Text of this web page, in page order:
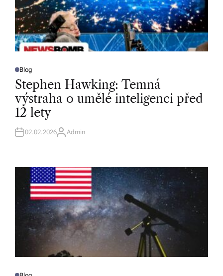
P
O
S
E
D
I
N
Blog
Stephen Hawking: Temná
výstraha o umělé inteligenci před
12 lety
02.02.2026A
R
Admin